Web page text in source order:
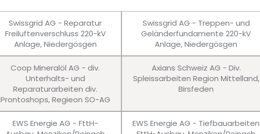
Swissgrid AG - Reparatur
Freiluftenverschluss 220-kV
Anlage, Niedergösgen
Swissgrid AG - Treppen- und
Geländerfundamente 220-kV
Anlage, Niedergösgen
Coop Mineralöl AG - div.
Unterhalts- und
Reparaturarbeiten div.
Prontoshops, Regieon SO-AG
Axians Schweiz AG - Div.
Spleissarbeiten Region Mittelland,
Birsfeden
EWS Energie AG - FttH-
EWS Energie AG - Tiefbauarbeiten